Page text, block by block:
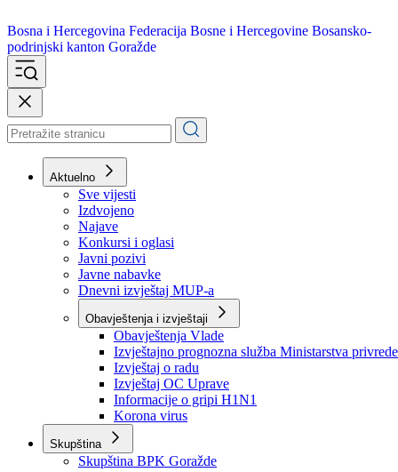
Bosna i Hercegovina
podrinjski kanton Goražde
Aktuelno
Sve vijesti
Izdvojeno
Najave
Konkursi i oglasi
Javni pozivi
Javne nabavke
Dnevni izvještaj MUP-a
Obavještenja i izvještaji
Obavještenja Vlade
Izvještajno prognozna služba Ministarstva privrede
Izvještaj o radu
Izvještaj OC Uprave
Informacije o gripi H1N1
Korona virus